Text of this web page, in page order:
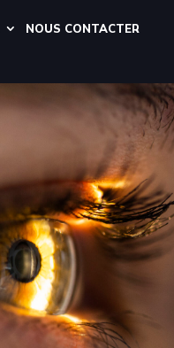
NOUS CONTACTER